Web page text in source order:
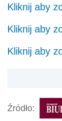
Kliknij aby
Kliknij aby
Kliknij aby
Źródło: